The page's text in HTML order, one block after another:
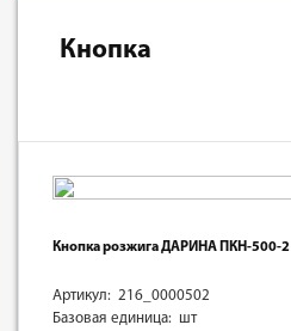
Кнопка
Кнопка розжига ДАРИНА ПКН-500-2
Артикул: 216_0000502
Базовая единица: шт